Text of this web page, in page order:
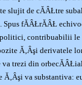
slujit de cĂÂŁtre
fĂÂŁrĂÂŁ
contribuabilii le
Ă‚Âşi derivatele
va trezi din
va substantiva: